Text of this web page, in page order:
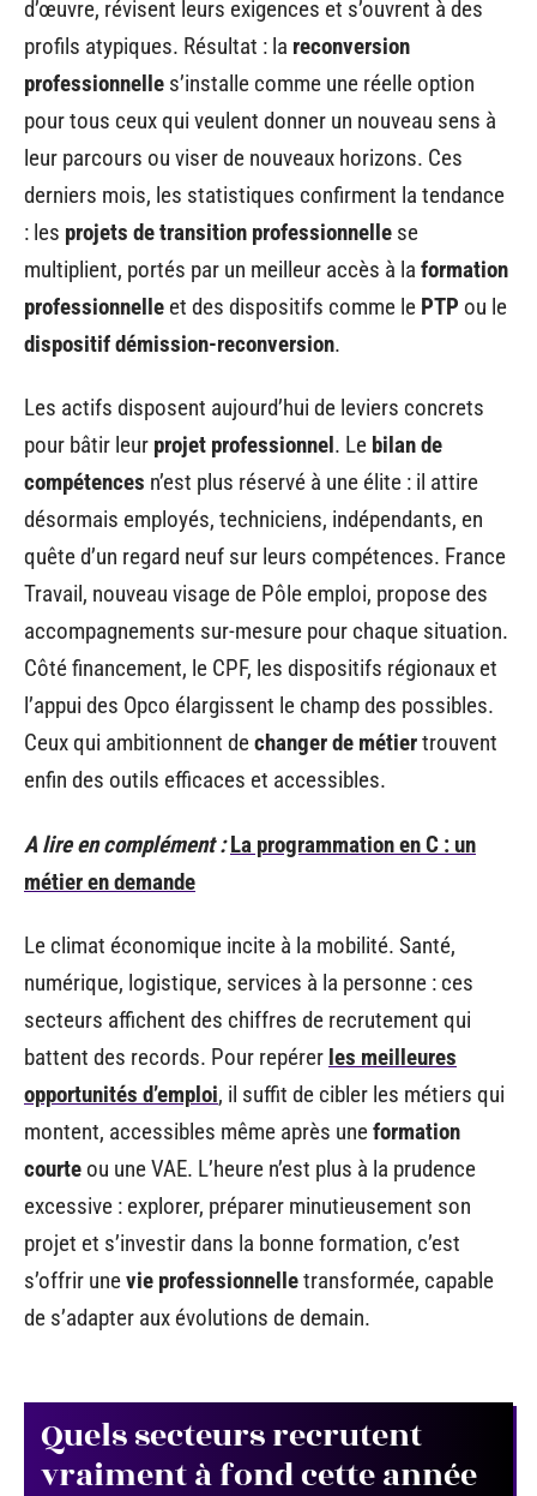
d’œuvre, révisent leurs exigences et s’ouvrent à des
profils atypiques. Résultat : la reconversion
professionnelle s’installe comme une réelle option
pour tous ceux qui veulent donner un nouveau sens à
leur parcours ou viser de nouveaux horizons. Ces
derniers mois, les statistiques confirment la tendance
: les projets de transition professionnelle se
multiplient, portés par un meilleur accès à la formation
professionnelle et des dispositifs comme le PTP ou le
dispositif démission-reconversion.
Les actifs disposent aujourd’hui de leviers concrets
pour bâtir leur projet professionnel. Le bilan de
compétences n’est plus réservé à une élite : il attire
désormais employés, techniciens, indépendants, en
quête d’un regard neuf sur leurs compétences. France
Travail, nouveau visage de Pôle emploi, propose des
accompagnements sur-mesure pour chaque situation.
Côté financement, le CPF, les dispositifs régionaux et
l’appui des Opco élargissent le champ des possibles.
Ceux qui ambitionnent dechanger de métiertrouvent
enfin des outils efficaces et accessibles.
A lire en complément : La programmation en C : un
métier en demande
Le climat économique incite à la mobilité. Santé,
numérique, logistique, services à la personne : ces
secteurs affichent des chiffres de recrutement qui
battent des records. Pour repérer les meilleures
opportunités d’emploi, il suffit de cibler les métiers qui
montent, accessibles même après uneformation
courte ou une VAE. L’heure n’est plus à la prudence
excessive : explorer, préparer minutieusement son
projet et s’investir dans la bonne formation, c’est
s’offrir unevie professionnelletransformée, capable
de s’adapter aux évolutions de demain.
Quels secteurs recrutent
vraiment à fond cette année